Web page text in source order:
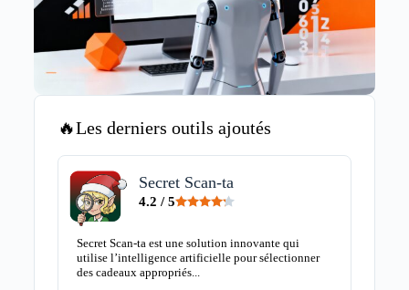
🔥Les derniers outils ajoutés
Secret Scan-ta
4.2 / 5
Secret Scan-ta est une solution innovante qui
utilise l’intelligence artificielle pour sélectionner
des cadeaux appropriés...